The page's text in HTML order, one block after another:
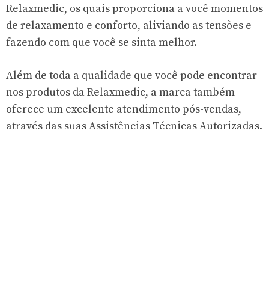
Relaxmedic, os quais proporciona a você momentos
de relaxamento e conforto, aliviando as tensões e
fazendo com que você se sinta melhor.
Além de toda a qualidade que você pode encontrar
nos produtos da Relaxmedic, a marca também
oferece um excelente atendimento pós-vendas,
através das suas Assistências Técnicas Autorizadas.